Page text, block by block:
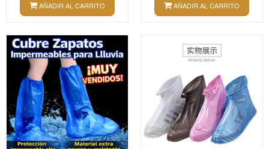
AÑADIR AL CARRITO AÑADIR AL CARRITO